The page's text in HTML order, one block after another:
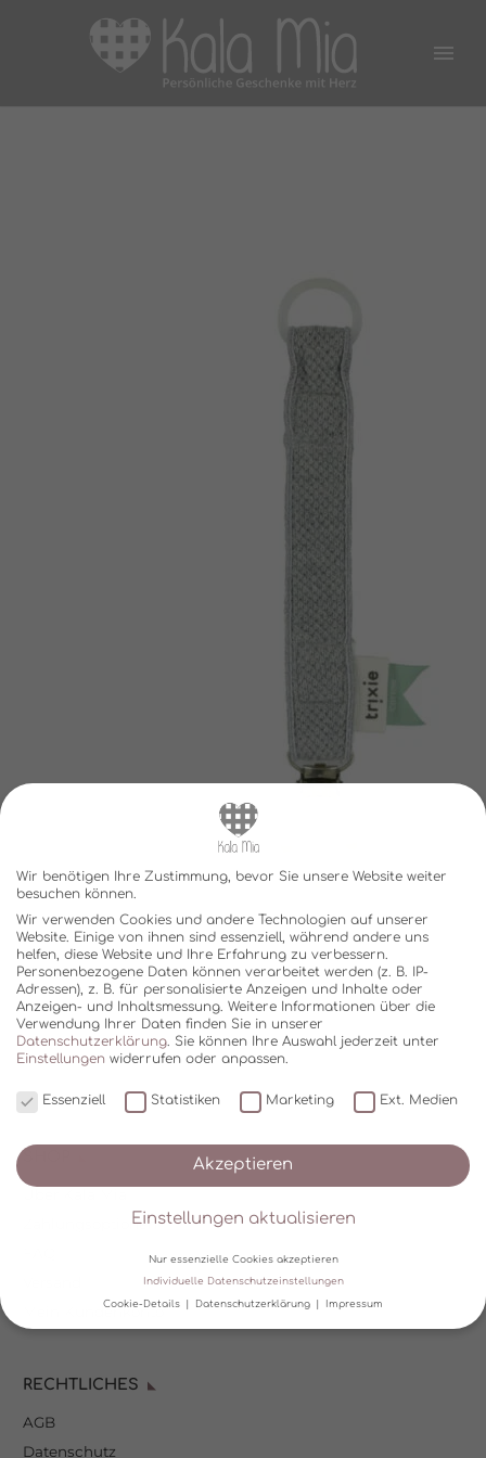
Zahlungsoptionen
Mein Kundenkonto
RECHTLICHES
AGB
Datenschutz
Wir benötigen Ihre Zustimmung, bevor Sie unsere Website weiter
besuchen können.
Wir verwenden Cookies und andere Technologien auf unserer
Website. Einige von ihnen sind essenziell, während andere uns
helfen, diese Website und Ihre Erfahrung zu verbessern.
Personenbezogene Daten können verarbeitet werden (z. B. IP-
Adressen), z. B. für personalisierte Anzeigen und Inhalte oder
Anzeigen- und Inhaltsmessung. Weitere Informationen über die
Verwendung Ihrer Daten finden Sie in unserer
Datenschutzerklärung Sie können Ihre Auswahl jederzeit unter
Einstellungen widerrufen oder anpassen.
Essenziell Statistiken Marketing Ext. Medien
Akzeptieren
Einstellungen aktualisieren
Nur essenzielle Cookies akzeptieren
Individuelle Datenschutzeinstellungen
Cookie-Details Datenschutzerklärung Impressum
Wir verwenden Cookies und andere Technologien auf unserer
helfen, diese Website und Ihre Erfahrung zu verbessern.